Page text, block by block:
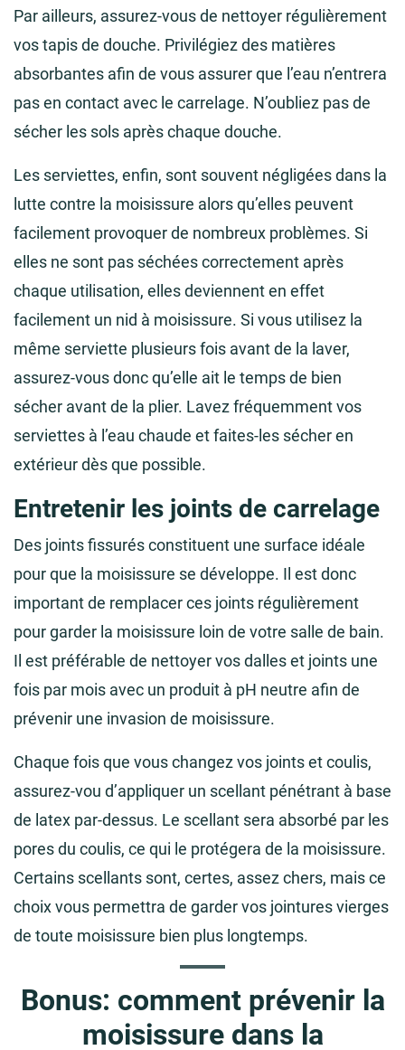
Par ailleurs, assurez-vous de nettoyer régulièrement
vos tapis de douche. Privilégiez des matières
absorbantes afin de vous assurer que l’eau n’entrera
pas en contact avec le carrelage. N’oubliez pas de
sécher les sols après chaque douche.
Les serviettes, enfin, sont souvent négligées dans la
lutte contre la moisissure alors qu’elles peuvent
facilement provoquer de nombreux problèmes. Si
elles ne sont pas séchées correctement après
chaque utilisation, elles deviennent en effet
facilement un nid à moisissure. Si vous utilisez la
même serviette plusieurs fois avant de la laver,
assurez-vous donc qu’elle ait le temps de bien
sécher avant de la plier. Lavez fréquemment vos
serviettes à l’eau chaude et faites-les sécher en
extérieur dès que possible.
Entretenir les joints de carrelage
Des joints fissurés constituent une surface idéale
pour que la moisissure se développe. Il est donc
important de remplacer ces joints régulièrement
pour garder la moisissure loin de votre salle de bain.
Il est préférable de nettoyer vos dalles et joints une
fois par mois avec un produit à pH neutre afin de
prévenir une invasion de moisissure.
Chaque fois que vous changez vos joints et coulis,
assurez-vou d’appliquer un scellant pénétrant à base
de latex par-dessus. Le scellant sera absorbé par les
pores du coulis, ce qui le protégera de la moisissure.
Certains scellants sont, certes, assez chers, mais ce
choix vous permettra de garder vos jointures vierges
de toute moisissure bien plus longtemps.
Bonus: comment prévenir la
moisissure dans la